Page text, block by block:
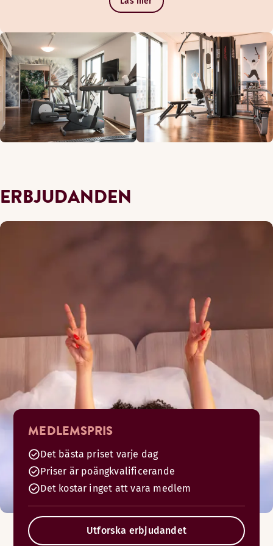
ERBJUDANDEN
MEDLEMSPRIS
Det bästa priset varje dag
Priser är poängkvalificerande
Det kostar inget att vara medlem
Utforska erbjudandet